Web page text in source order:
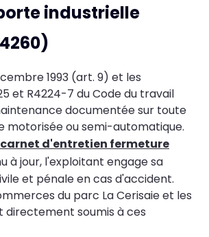
industrielle
1993 (art. 9) et les
et R4224-7 du Code du travail
documentée sur toute
motorisée ou semi-automatique.
carnet d'entretien fermeture
à jour, l'exploitant engage sa
et pénale en cas d'accident.
du parc La Cerisaie et les
directement soumis à ces